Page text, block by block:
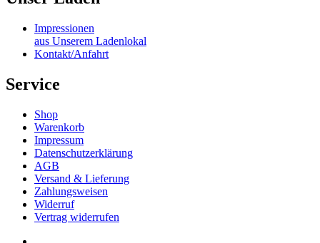
Impressionen
aus Unserem Ladenlokal
Kontakt/Anfahrt
Service
Shop
Warenkorb
Impressum
Datenschutzerklärung
AGB
Versand & Lieferung
Zahlungsweisen
Widerruf
Vertrag widerrufen